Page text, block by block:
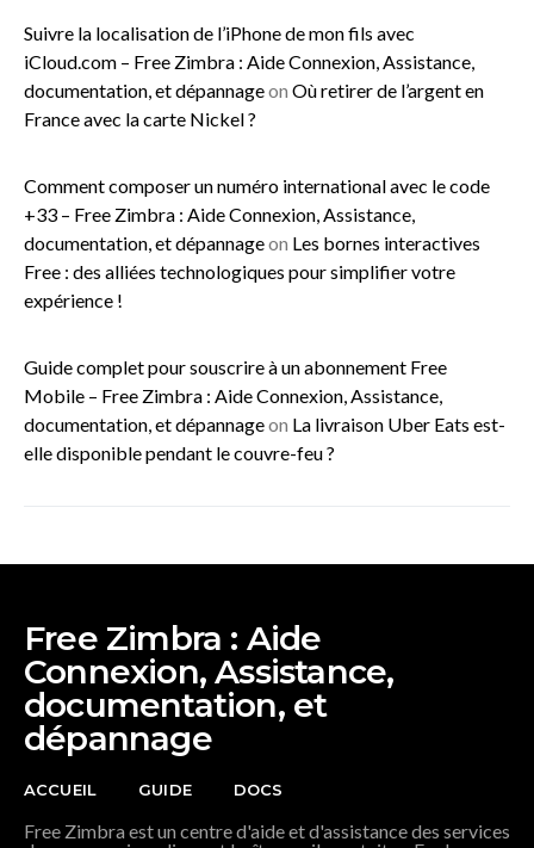
Suivre la localisation de l’iPhone de mon fils avec
iCloud.com – Free Zimbra : Aide Connexion, Assistance,
documentation, et dépannageon Où retirer de l’argent en
France avec la carte Nickel ?
Comment composer un numéro international avec le code
+33 – Free Zimbra : Aide Connexion, Assistance,
documentation, et dépannageon Les bornes interactives
Free : des alliées technologiques pour simplifier votre
expérience !
Guide complet pour souscrire à un abonnement Free
Mobile – Free Zimbra : Aide Connexion, Assistance,
documentation, et dépannageon La livraison Uber Eats est-
elle disponible pendant le couvre-feu ?
Free Zimbra : Aide
Connexion, Assistance,
documentation, et
dépannage
ACCUEIL GUIDE DOCS
Free Zimbra est un centre d'aide et d'assistance des services